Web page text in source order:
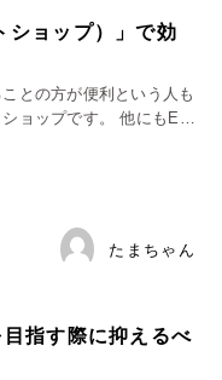
ブログ
代表ブログ
ショップ）」で効
との方が便利という人も
ョップです。 他にもEC
たまちゃん
指す際に抑えるべ